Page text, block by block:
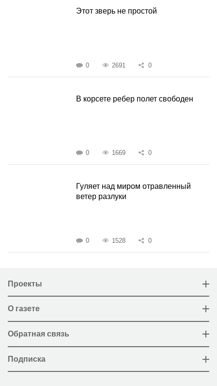
Этот зверь не простой
0 2691 0
В корсете ребер полет свободен
0 1669 0
Гуляет над миром отравленный
ветер разлуки
0 1528 0
Проекты
О газете
Обратная связь
Подписка